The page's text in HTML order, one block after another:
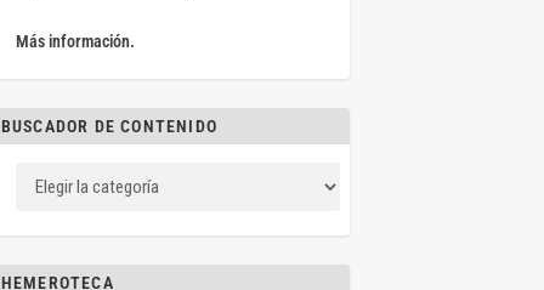
Más información.
BUSCADOR DE CONTENIDO
HEMEROTECA